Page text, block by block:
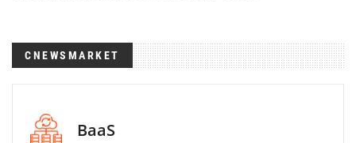
CNEWSMARKET
BaaS